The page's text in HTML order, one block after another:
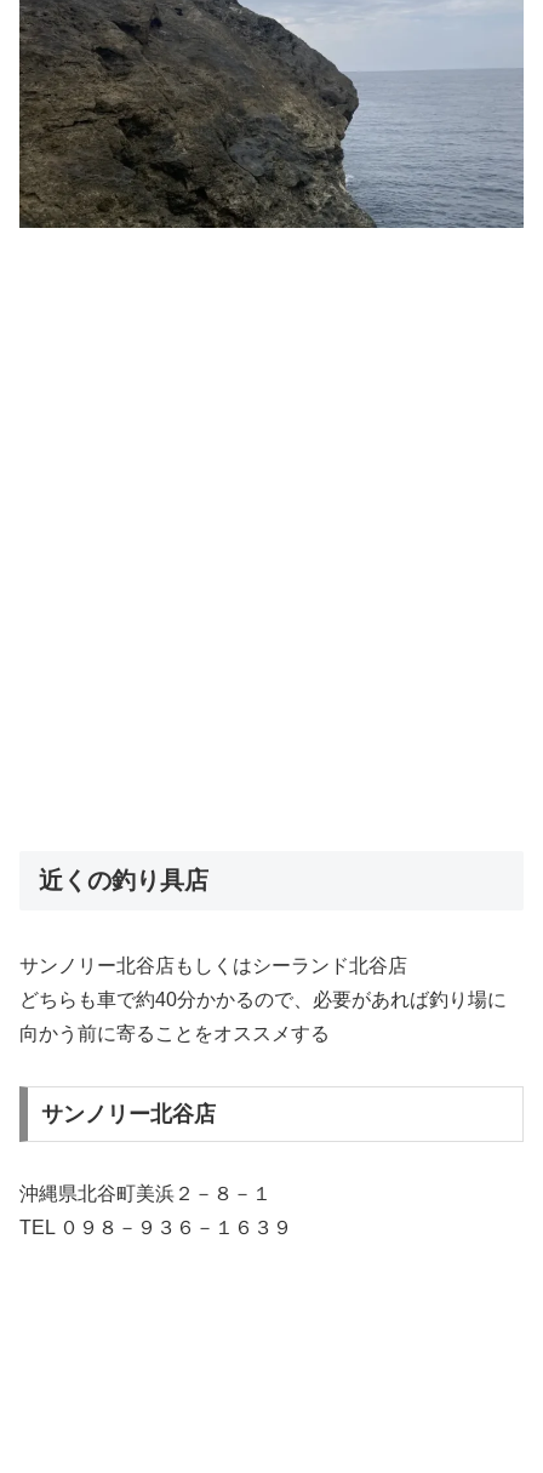
近くの釣り具店
サンノリー北谷店もしくはシーランド北谷店
どちらも車で約40分かかるので、必要があれば釣り場に
向かう前に寄ることをオススメする
サンノリー北谷店
沖縄県北谷町美浜２－８－１
TEL ０９８－９３６－１６３９